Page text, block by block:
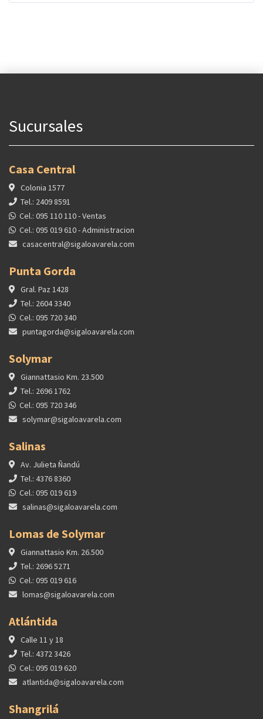
Sucursales
Casa Central
Colonia 1577
Tel.: 2409 8591
Cel.: 095 110 110 - Ventas
Cel.: 095 019 610 - Administracion
casacentral@sigaloavarela.com
Punta Gorda
Gral. Paz 1428
Tel.: 2604 3340
Cel.: 095 720 340
puntagorda@sigaloavarela.com
Solymar
Giannattasio Km. 23.500
Tel.: 2696 1762
Cel.: 095 720 346
solymar@sigaloavarela.com
Salinas
Av. Julieta Ñandú
Tel.: 4376 8360
Cel.: 095 019 619
salinas@sigaloavarela.com
Lomas de Solymar
Giannattasio Km. 26.500
Tel.: 2696 5271
Cel.: 095 019 616
lomas@sigaloavarela.com
Atlántida
Calle 11 y 18
Tel.: 4372 3426
Cel.: 095 019 620
atlantida@sigaloavarela.com
Shangrilá